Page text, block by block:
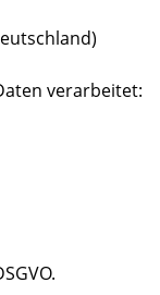
verarbeitet: